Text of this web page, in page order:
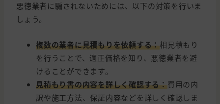
悪徳業者に騙されないためには、以下の対策を行いま
しょう。
複数の業者に見積もりを依頼する：相見積もり
を行うことで、適正価格を知り、悪徳業者を避
けることができます。
見積もり書の内容を詳しく確認する：費用の内
訳や施工方法、保証内容などを詳しく確認しま